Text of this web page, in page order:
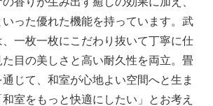
った優れた機能を持っています。武
一枚一枚にこだわり抜いて丁寧に仕
た目の美しさと高い耐久性を両立。畳
じて、和室が心地よい空間へと生ま
室をもっと快適にしたい」とお考え